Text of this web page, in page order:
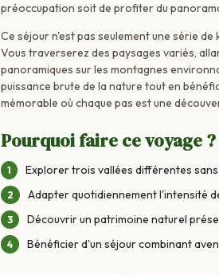
préoccupation soit de profiter du
Ce séjour n'est pas seulement une série
Vous traverserez des paysages variés,
panoramiques sur les montagnes
puissance brute de la nature tout en
mémorable où chaque pas est une
Pourquoi faire ce voyage ?
Explorer trois vallées différentes
Adapter quotidiennement l'intensité
Découvrir un patrimoine naturel
Bénéficier d'un séjour combinant